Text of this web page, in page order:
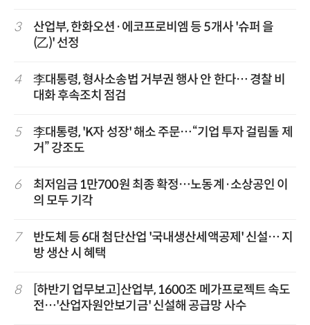
3
산업부, 한화오션·에코프로비엠 등 5개사 '슈퍼 을
(乙)' 선정
4
李대통령, 형사소송법 거부권 행사 안 한다… 경찰 비
대화 후속조치 점검
5
李대통령, 'K자 성장' 해소 주문…“기업 투자 걸림돌 제
거” 강조도
6
최저임금 1만700원 최종 확정…노동계·소상공인 이
의 모두 기각
7
반도체 등 6대 첨단산업 '국내생산세액공제' 신설… 지
방 생산 시 혜택
8
[하반기 업무보고]산업부, 1600조 메가프로젝트 속도
전…'산업자원안보기금' 신설해 공급망 사수